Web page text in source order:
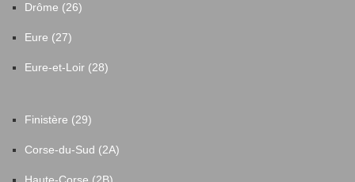
Drôme (26)
Eure (27)
Eure-et-Loir (28)
Finistère (29)
Corse-du-Sud (2A)